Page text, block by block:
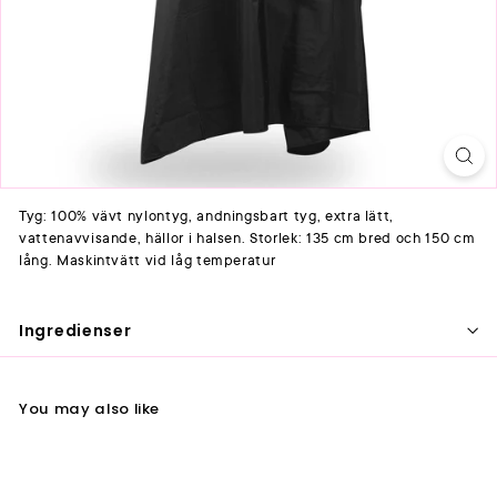
Tyg: 100% vävt nylontyg, andningsbart tyg, extra lätt,
vattenavvisande, hällor i halsen. Storlek: 135 cm bred och 150 cm
lång. Maskintvätt vid låg temperatur
Ingredienser
You may also like